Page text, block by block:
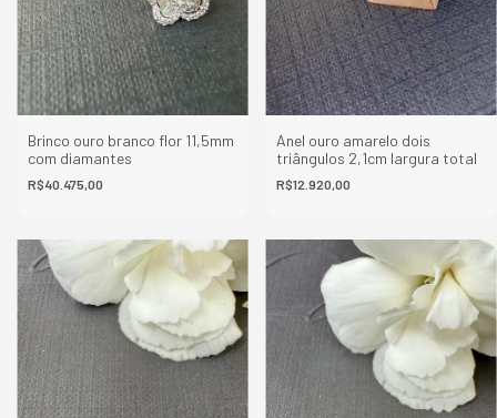
Brinco ouro branco flor 11,5mm
com diamantes
R$40.475,00
Anel ouro amarelo dois
triângulos 2,1cm largura total
R$12.920,00